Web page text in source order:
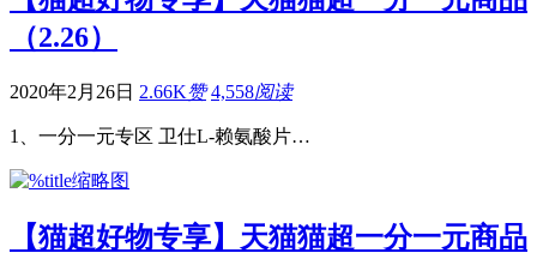
（2.26）
2020年2月26日 2.66K赞 4,558阅读
1、一分一元专区 卫仕L-赖氨酸片…
【猫超好物专享】天猫猫超一分一元商品